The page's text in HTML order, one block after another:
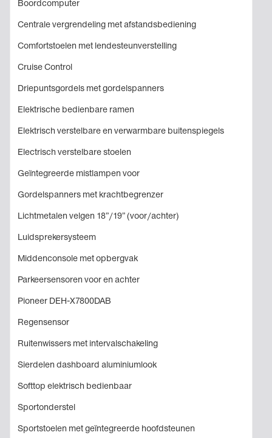
Boordcomputer
Centrale vergrendeling met afstandsbediening
Comfortstoelen met lendesteunverstelling
Cruise Control
Driepuntsgordels met gordelspanners
Elektrische bedienbare ramen
Elektrisch verstelbare en verwarmbare buitenspiegels
Electrisch verstelbare stoelen
Geïntegreerde mistlampen voor
Gordelspanners met krachtbegrenzer
Lichtmetalen velgen 18”/19” (voor/achter)
Luidsprekersysteem
Middenconsole met opbergvak
Parkeersensoren voor en achter
Pioneer DEH-X7800DAB
Regensensor
Ruitenwissers met intervalschakeling
Sierdelen dashboard aluminiumlook
Softtop elektrisch bedienbaar
Sportonderstel
Sportstoelen met geïntegreerde hoofdsteunen